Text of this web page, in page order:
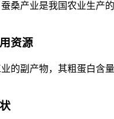
蚕桑产业是我国农业生
资源
业的副产物，其粗蛋白